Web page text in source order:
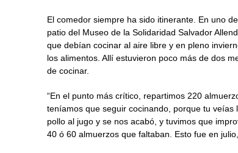
El comedor siempre ha sido itinerante. En uno
patio del Museo de la Solidaridad Salvador
que debían cocinar al aire libre y en pleno
los alimentos. Allí estuvieron poco más de dos
de cocinar.
“En el punto más crítico, repartimos 220
teníamos que seguir cocinando, porque tu
pollo al jugo y se nos acabó, y tuvimos que
40 ó 60 almuerzos que faltaban. Esto fue en